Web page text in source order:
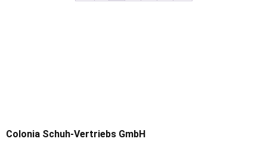
Colonia Schuh-Vertriebs GmbH